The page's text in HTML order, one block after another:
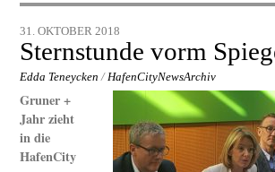
31. OKTOBER 2018
Sternstunde vorm
Edda Teneycken / HafenCityNewsArchiv
Gruner +
Jahr zieht
in die
HafenCity